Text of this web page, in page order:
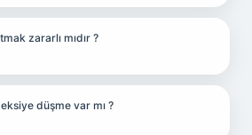
zararlı mıdır ?
düşme var mı ?